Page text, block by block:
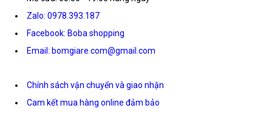
Zalo: 0978.393.187
Facebook: Boba shopping
Email: bomgiare.com@gmail.com
Chính sách vận chuyển và giao nhận
Cam kết mua hàng online đảm bảo